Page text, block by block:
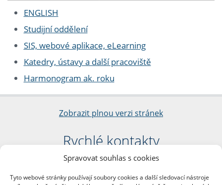
Spravovat souhlas s cookies
Tyto webové stránky používají soubory cookies a další sledovací nástroje
ENGLISH
Studijní oddělení
SIS, webové aplikace, eLearning
Katedry, ústavy a další pracoviště
Harmonogram ak. roku
Zobrazit plnou verzi stránek
Rychlé kontakty
Filozofická fakulta
nám. Jana Palacha 1/2